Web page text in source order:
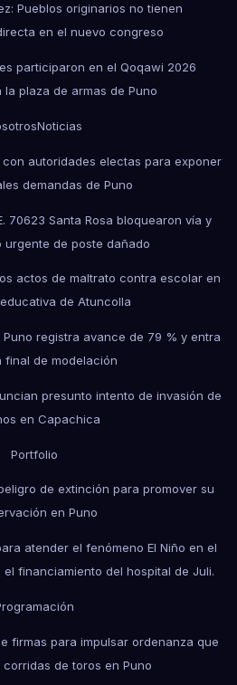
Pueblos originarios no tienen
en el nuevo congreso
participaron en el Qoqawi 2026
plaza de armas de Puno
Noticias
autoridades electas para exponer
demandas de Puno
70623 Santa Rosa bloquearon vía y
urgente de poste dañado
actos de maltrato contra escolar en
de Atuncolla
registra avance de 79 % y entra
final de modelación
presunto intento de invasión de
en Capachica
Portfolio
de extinción para promover su
en Puno
atender el fenómeno El Niño en el
financiamiento del hospital de Juli.
firmas para impulsar ordenanza que
de toros en Puno